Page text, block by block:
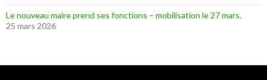
Le nouveau maire prend ses fonctions – mobilisation le 27 mars.
25 mars 2026